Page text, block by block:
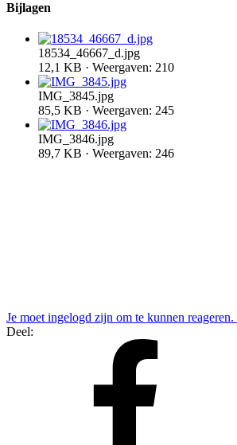
Bijlagen
18534_46667_d.jpg
12,1 KB · Weergaven: 210
IMG_3845.jpg
85,5 KB · Weergaven: 245
IMG_3846.jpg
89,7 KB · Weergaven: 246
Je moet ingelogd zijn om te kunnen
Deel: